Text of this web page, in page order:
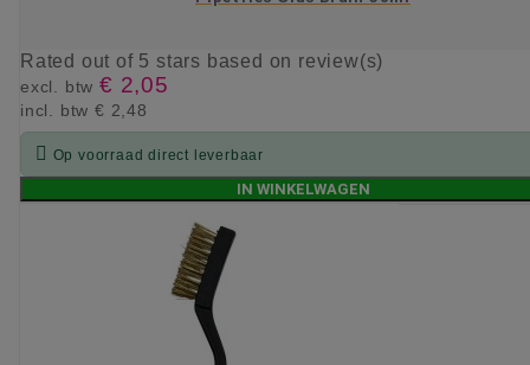
Rated out of 5 stars based on review(s)
excl. btw € 2,05
incl. btw € 2,48
 Op voorraad direct leverbaar
IN WINKELWAGEN